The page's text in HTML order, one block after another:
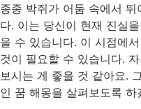
종종 박쥐가 어둠 속에서
다. 이는 당신이 현재 진실
을 수 있습니다. 이 시점에
것이 필요할 수 있습니다.
보시는 게 좋을 것 같아요.
인 꿈 해몽을 살펴보도록 하